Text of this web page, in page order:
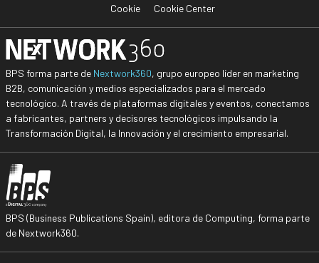
Cookie
Cookie Center
BPS forma parte de Nextwork360, grupo europeo líder en marketing
B2B, comunicación y medios especializados para el mercado
tecnológico. A través de plataformas digitales y eventos, conectamos
a fabricantes, partners y decisores tecnológicos impulsando la
Transformación Digital, la Innovación y el crecimiento empresarial.
BPS (Business Publications Spain), editora de Computing, forma parte
de Nextwork360.